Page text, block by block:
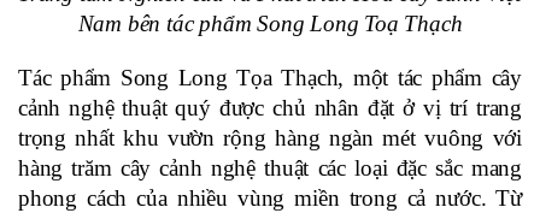
Nam bên tác phẩm Song Long Toạ Thạch
Tác phẩm Song Long Tọa Thạch, một tác phẩm cây
cảnh nghệ thuật quý được chủ nhân đặt ở vị trí trang
trọng nhất khu vườn rộng hàng ngàn mét vuông với
hàng trăm cây cảnh nghệ thuật các loại đặc sắc mang
phong cách của nhiều vùng miền trong cả nước. Từ